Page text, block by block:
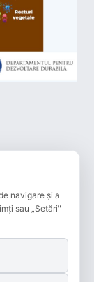
navigare și a
sau „Setări"